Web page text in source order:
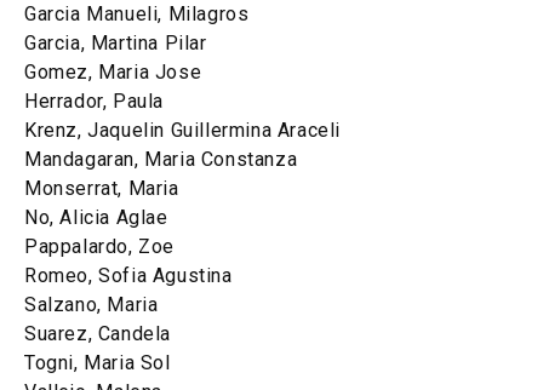
Garcia Manueli, Milagros
Garcia, Martina Pilar
Gomez, Maria Jose
Herrador, Paula
Krenz, Jaquelin Guillermina Araceli
Mandagaran, Maria Constanza
Monserrat, Maria
No, Alicia Aglae
Pappalardo, Zoe
Romeo, Sofia Agustina
Salzano, Maria
Suarez, Candela
Togni, Maria Sol